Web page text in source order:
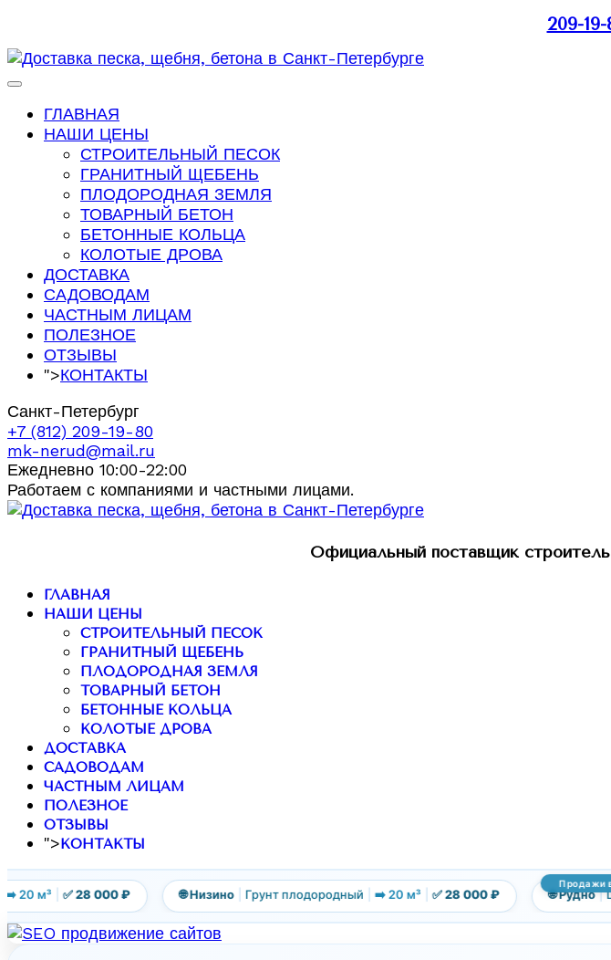
209-19-
ГЛАВНАЯ
НАШИ ЦЕНЫ
СТРОИТЕЛЬНЫЙ ПЕСОК
ГРАНИТНЫЙ ЩЕБЕНЬ
ПЛОДОРОДНАЯ ЗЕМЛЯ
ТОВАРНЫЙ БЕТОН
БЕТОННЫЕ КОЛЬЦА
КОЛОТЫЕ ДРОВА
ДОСТАВКА
САДОВОДАМ
ЧАСТНЫМ ЛИЦАМ
ПОЛЕЗНОЕ
ОТЗЫВЫ
">КОНТАКТЫ
Санкт-Петербург
+7 (812) 209-19-80
mk-nerud@mail.ru
Ежедневно 10:00-22:00
Работаем с компаниями и частными лицами.
Официальный поставщик
ГЛАВНАЯ
НАШИ ЦЕНЫ
СТРОИТЕЛЬНЫЙ ПЕСОК
ГРАНИТНЫЙ ЩЕБЕНЬ
ПЛОДОРОДНАЯ ЗЕМЛЯ
ТОВАРНЫЙ БЕТОН
БЕТОННЫЕ КОЛЬЦА
КОЛОТЫЕ ДРОВА
ДОСТАВКА
САДОВОДАМ
ЧАСТНЫМ ЛИЦАМ
ПОЛЕЗНОЕ
ОТЗЫВЫ
">КОНТАКТЫ
Продажи
м³ | ✅ 28 000 ₽ 🌐 Низино | Грунт плодородный | ➡️ 20 м³ | ✅ 28 000 ₽ 🌐 Рудно |